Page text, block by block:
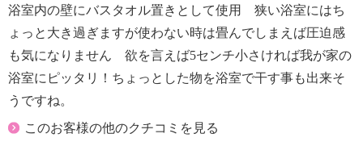
浴室内の壁にバスタオル置きとして使用 狭い浴室にはち
ょっと大き過ぎますが使わない時は畳んでしまえば圧迫感
も気になりません 欲を言えば5センチ小さければ我が家の
浴室にピッタリ！ちょっとした物を浴室で干す事も出来そ
うですね。
このお客様の他のクチコミを見る